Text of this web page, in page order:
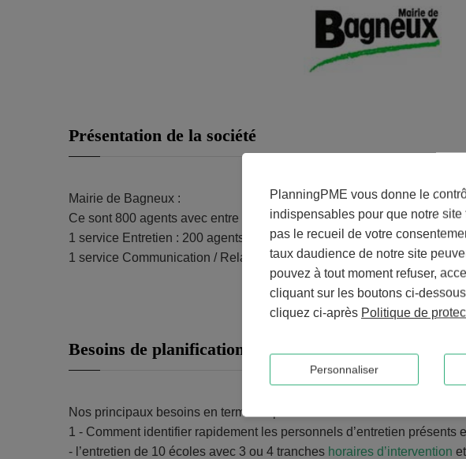
Présentation de la société
Mairie de Bagneux :
Ce sont 800 agents avec entre autres
1 service Entretien : 200 agents
1 service Communication / Relations publiques gérant 14 salles
Besoins de planification
Nos principaux besoins en terme de planificacition étaient :
1 - Comment identifier rapidement les personnels d’entretien présents
- l’entretien de 10 écoles avec 3 ou 4 tranches horaires d’intervention
PlanningPME vous donne le
indispensables pour que notre
pas le recueil de votre
taux daudience de notre site
pouvez à tout moment refuser,
cliquant sur les boutons ci-
cliquez ci-après Politique de
Personnaliser